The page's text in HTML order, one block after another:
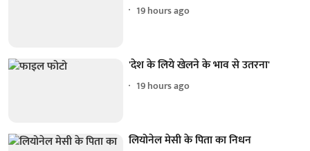
19 hours ago
'देश के लिये खेलने के भाव से उतरना'
19 hours ago
लियोनेल मेसी के पिता का निधन